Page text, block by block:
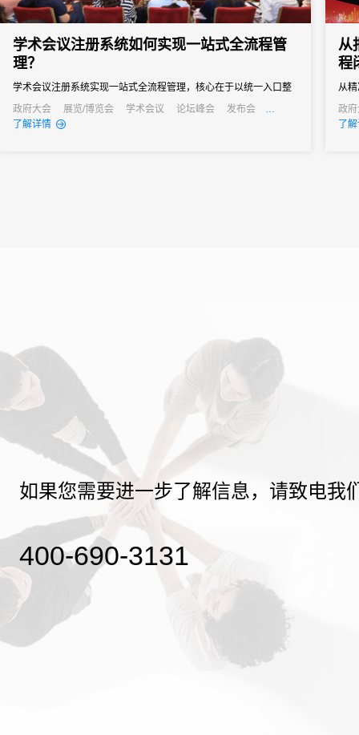
学术会议注册系统如何实现一站式全流程管
理？
学术会议注册系统实现一站式全流程管理，核心在于以统一入口整
合资源，通过自动化简化流程、以个性化覆盖需求、以数据化支撑
决策。
政府大会 展览/博览会 学术会议 论坛峰会
发布会
培训会
了解详情
从
程
从
终
方
政
发
了
如果您需要进一步了解信息，请致电我
400-690-3131